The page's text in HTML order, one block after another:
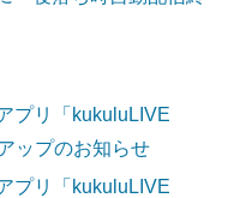
プリ「kukuluLIVE
ップのお知らせ
プリ「kukuluLIVE